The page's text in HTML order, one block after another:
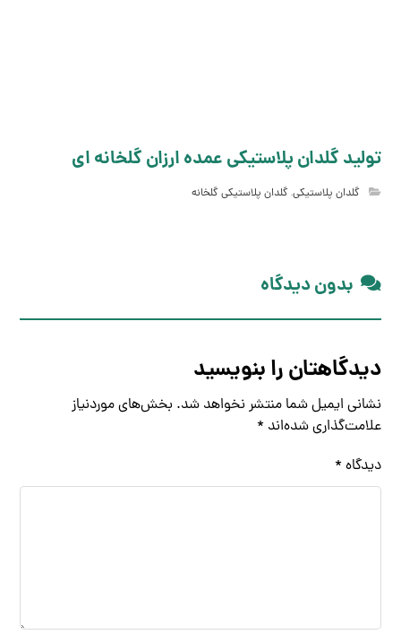
تولید گلدان پلاستیکی عمده ارزان گلخانه ای
گلدان پلاستیکی,گلدان پلاستیکی گلخانه
بدون دیدگاه
دیدگاهتان را بنویسید
نشانی ایمیل شما منتشر نخواهد شد. بخش‌های موردنیاز
علامت‌گذاری شده‌اند *
دیدگاه *